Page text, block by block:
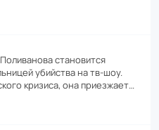
стано­вится
убийства на тв-шоу.
кризиса, она приезжает…